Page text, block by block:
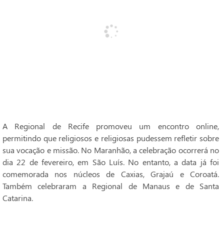
A Regional de Recife promoveu um encontro online,
permitindo que religiosos e religiosas pudessem refletir sobre
sua vocação e missão. No Maranhão, a celebração ocorrerá no
dia 22 de fevereiro, em São Luís. No entanto, a data já foi
comemorada nos núcleos de Caxias, Grajaú e Coroatá.
Também celebraram a Regional de Manaus e de Santa
Catarina.